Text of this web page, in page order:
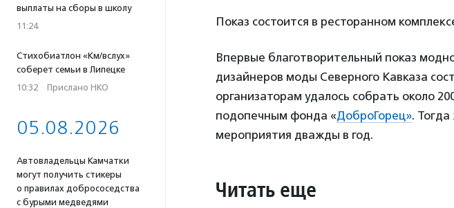
выплаты на сборы в школу
11:24
Стихобиатлон «Км/вслух»
соберет семьи в Липецке
10:32 · Прислано НКО
05.08.2026
Автовладельцы Камчатки
могут получить стикеры
о правилах добрососедства
с бурыми медведями
Показ состоится в ресторанном
Впервые благотворительный показ
дизайнеров моды Северного Кавказа
организаторам удалось собрать около
подопечным фонда «ДоброГорец».
мероприятия дважды в год.
Читать еще